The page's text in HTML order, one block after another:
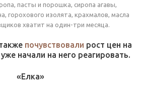
пасты и порошка, сиропа агавы,
горохового изолята, крахмалов, масла
хватит на один-три месяца.
почувствовали рост цен на
начали на него реагировать.
«Елка»